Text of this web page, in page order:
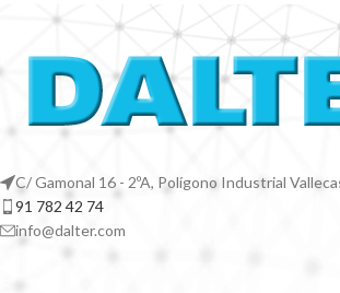
C/ Gamonal 16 - 2ºA, Polígono Industrial
91 782 42 74
info@dalter.com